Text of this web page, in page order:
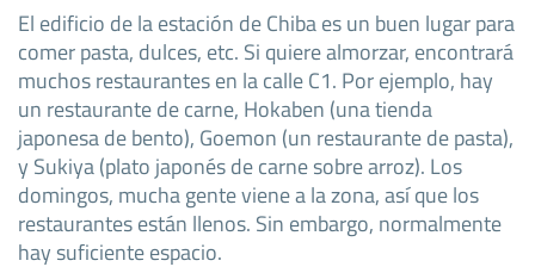
El edificio de la estación de Chiba es un buen lugar para
comer pasta, dulces, etc. Si quiere almorzar, encontrará
muchos restaurantes en la calle C1. Por ejemplo, hay
un restaurante de carne, Hokaben (una tienda
japonesa de bento), Goemon (un restaurante de pasta),
y Sukiya (plato japonés de carne sobre arroz). Los
domingos, mucha gente viene a la zona, así que los
restaurantes están llenos. Sin embargo, normalmente
hay suficiente espacio.